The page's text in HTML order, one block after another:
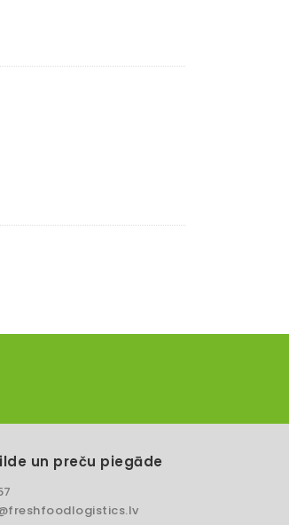
un preču piegāde